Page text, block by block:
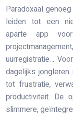
Paradoxaal
leiden tot een
aparte app
uurregistratie…
dagelijks
tot frustratie,
productiviteit. De
slimmere,